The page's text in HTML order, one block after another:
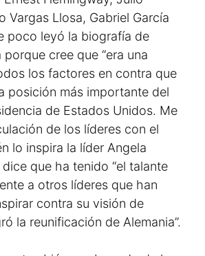
Vargas Llosa, Gabriel García
poco leyó la biografía de
porque cree que “era una
los factores en contra que
posición más importante del
de Estados Unidos. Me
de los líderes con el
lo inspira la líder Angela
que ha tenido “el talante
a otros líderes que han
contra su visión de
la reunificación de Alemania”.